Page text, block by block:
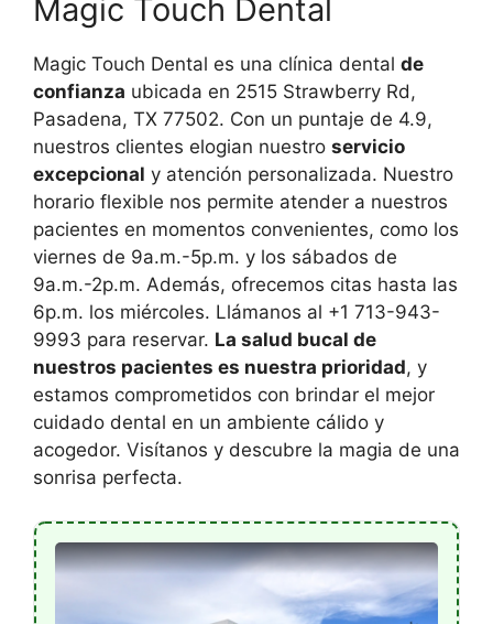
Magic Touch Dental
Magic Touch Dental es una clínica dental de
confianza ubicada en 2515 Strawberry Rd,
Pasadena, TX 77502. Con un puntaje de 4.9,
nuestros clientes elogian nuestro servicio
excepcional y atención personalizada. Nuestro
horario flexible nos permite atender a nuestros
pacientes en momentos convenientes, como los
viernes de 9a.m.-5p.m. y los sábados de
9a.m.-2p.m. Además, ofrecemos citas hasta las
6p.m. los miércoles. Llámanos al +1 713-943-
9993 para reservar. La salud bucal de
nuestros pacientes es nuestra prioridad, y
estamos comprometidos con brindar el mejor
cuidado dental en un ambiente cálido y
acogedor. Visítanos y descubre la magia de una
sonrisa perfecta.